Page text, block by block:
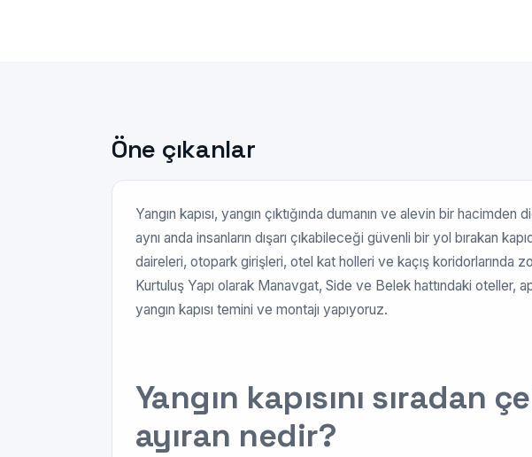
Öne çıkanlar
Yangın kapısı, yangın çıktığında dumanın ve alevin bir
aynı anda insanların dışarı çıkabileceği güvenli bir yol bırakan
daireleri, otopark girişleri, otel kat holleri ve kaçış koridorlarında
Kurtuluş Yapı olarak Manavgat, Side ve Belek hattındaki oteller,
yangın kapısı temini ve montajı yapıyoruz.
Yangın kapısını sıradan
ayıran nedir?